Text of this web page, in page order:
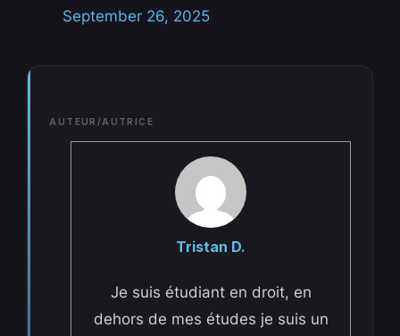
September 26, 2025
AUTEUR/AUTRICE
Tristan D.
Je suis étudiant en droit, en
dehors de mes études je suis un